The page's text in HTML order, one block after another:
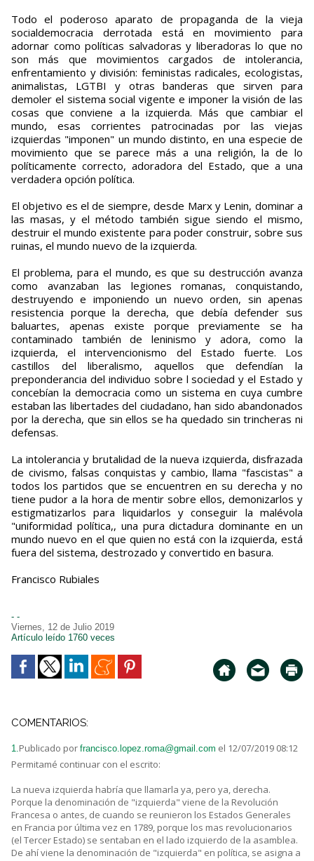
Todo el poderoso aparato de propaganda de la vieja
socialdemocracia derrotada está en movimiento para
adornar como políticas salvadoras y liberadoras lo que no
son más que movimientos cargados de intolerancia,
enfrentamiento y división: feministas radicales, ecologistas,
animalistas, LGTBI y otras banderas que sirven para
demoler el sistema social vigente e imponer la visión de las
cosas que conviene a la izquierda. Más que cambiar el
mundo, esas corrientes patrocinadas por las viejas
izquierdas "imponen" un mundo distinto, en una especie de
movimiento que se parece más a una religión, la de lo
políticamente correcto, adoradora del Estado, que a una
verdadera opción política.
El objetivo es el de siempre, desde Marx y Lenin, dominar a
las masas, y el método también sigue siendo el mismo,
destruir el mundo existente para poder construir, sobre sus
ruinas, el mundo nuevo de la izquierda.
El problema, para el mundo, es que su destrucción avanza
como avanzaban las legiones romanas, conquistando,
destruyendo e imponiendo un nuevo orden, sin apenas
resistencia porque la derecha, que debía defender sus
baluartes, apenas existe porque previamente se ha
contaminado también de leninismo y adora, como la
izquierda, el intervencionismo del Estado fuerte. Los
castillos del liberalismo, aquellos que defendían la
preponderancia del individuo sobre l sociedad y el Estado y
concebían la democracia como un sistema en cuya cumbre
estaban las libertades del ciudadano, han sido abandonados
por la derecha, que sin ellos se ha quedado sin trincheras ni
defensas.
La intolerancia y brutalidad de la nueva izquierda, disfrazada
de civismo, falsas conquistas y cambio, llama "fascistas" a
todos los partidos que se encuentren en su derecha y no
tiene pudor a la hora de mentir sobre ellos, demonizarlos y
estigmatizarlos para liquidarlos y conseguir la malévola
"uniformidad política,, una pura dictadura dominante en un
mundo nuevo en el que quien no está con la izquierda, está
fuera del sistema, destrozado y convertido en basura.
Francisco Rubiales
- -
Viernes, 12 de Julio 2019
Artículo leído 1760 veces
COMENTARIOS:
1. Publicado por francisco.lopez.roma@gmail.com el 12/07/2019 08:12
Permitamé continuar con el escrito:
La nueva izquierda habría que llamarla ya, pero ya, derecha.
Porque la denominación de "izquierda" viene de la Revolución
Francesa o antes, de cuando se reunieron los Estados Generales
en Francia por última vez en 1789, porque los mas revolucionarios
(el Tercer Estado) se sentaban en el lado izquierdo de la asamblea.
De ahí viene la denominación de "izquierda" en política, se asigna a